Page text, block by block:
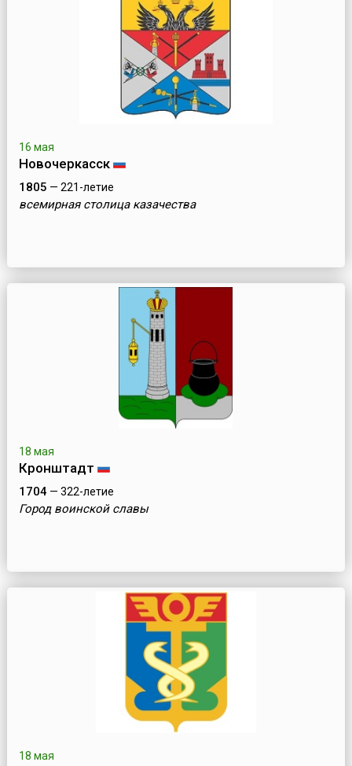
16 мая
Новочеркасск
1805 — 221-летие
всемирная столица казачества
18 мая
Кронштадт
1704— 322-летие
Город воинской славы
18 мая